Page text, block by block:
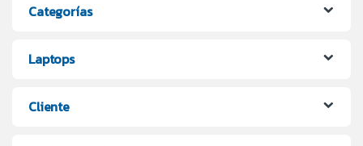
Categorías
Laptops
Cliente